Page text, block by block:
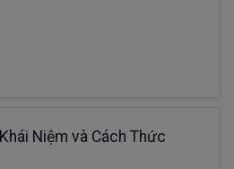
Niệm và Cách Thức